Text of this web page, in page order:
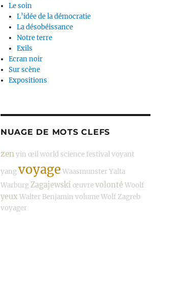
Le soin
L’idée de la démocratie
La désobéissance
Notre terre
Exils
Ecran noir
Sur scène
Expositions
NUAGE DE MOTS CLEFS
zenyin œilworld science festivalvoyant
yangvoyage WaasmunsterYalta
WarburgZagajewski œuvrevolonté Woolf
yeuxWalter Benjamin volumeWolf Zagreb
voyager